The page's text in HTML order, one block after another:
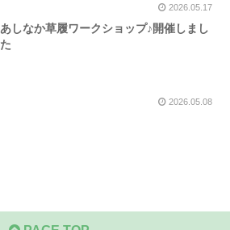
2026.05.17
あしなか草履ワークショップ♪開催しまし
た
2026.05.08